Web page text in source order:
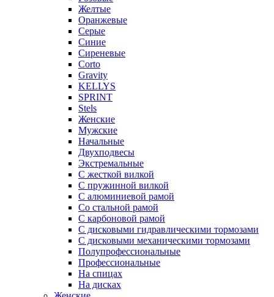
Желтые
Оранжевые
Серые
Синие
Сиреневые
Corto
Gravity
KELLYS
SPRINT
Stels
Женские
Мужские
Начальные
Двухподвесы
Экстремальные
С жесткой вилкой
С пружинной вилкой
С алюминиевой рамой
Со стальной рамой
С карбоновой рамой
С дисковыми гидравлическими тормозами
С дисковыми механическими тормозами
Полупрофессиональные
Профессиональные
На спицах
На дисках